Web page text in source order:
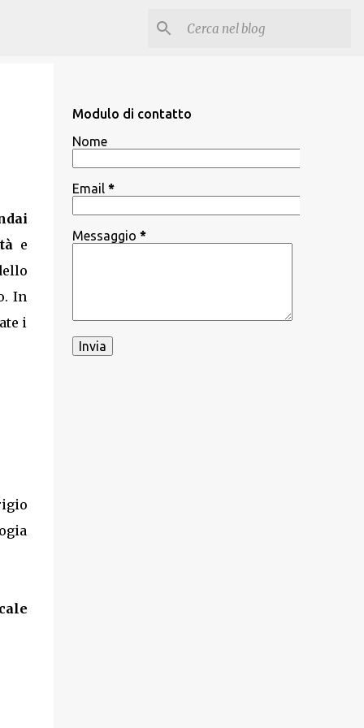
e
In
i
Modulo di contatto
Nome
Email *
Messaggio *